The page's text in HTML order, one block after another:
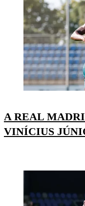
A REAL
VINÍCIUS